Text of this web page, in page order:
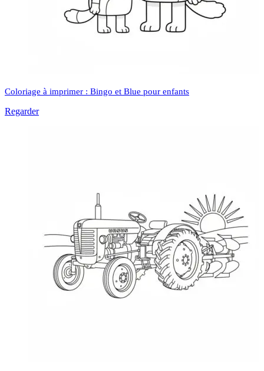
Coloriage à imprimer : Bingo et Blue pour enfants
Regarder